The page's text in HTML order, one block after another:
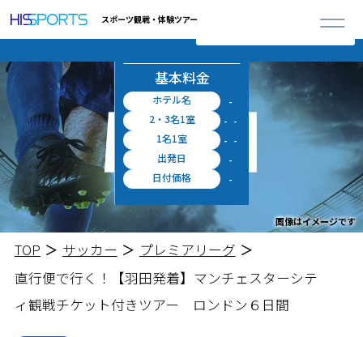
スポーツ観戦・体験ツアー
詳しく見る
合計ツアー0 円 ～ 閉じる
料金シミュレータ
基本料金
ホテル名
-
2・3名1室
- -
1名1室
- -
出発日
-
日付価格
-
※上記料金に空港施設使用料・出入国税等が別途必要となります。
画像はイメージです
TOP サッカー
プレミアリーグ
直行便で行く！【羽田発着】マンチェスターシテ
ィ観戦チケット付きツアー ロンドン６日間